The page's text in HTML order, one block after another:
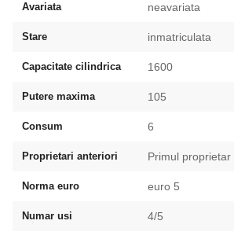
Avariata neavariata
Stare inmatriculata
Capacitate cilindrica 1600
Putere maxima 105
Consum 6
Proprietari anteriori Primul proprietar
Norma euro euro 5
Numar usi 4/5